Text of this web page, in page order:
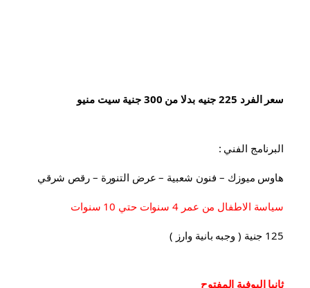
سعر الفرد 225 جنيه بدلا من 300 جنية سيت منيو
البرنامج الفني :
هاوس ميوزك – فنون شعبية – عرض التنورة – رقص شرقي
سياسة الاطفال من عمر 4 سنوات حتي 10 سنوات
125 جنية ( وجبه بانية وارز )
ثانيا البوفية المفتوح